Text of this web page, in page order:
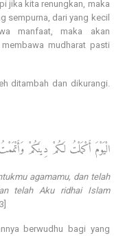
jika kita renungkan, maka
sempurna, dari yang kecil
manfaat, maka akan
mudharat pasti
ditambah dan dikurangi.
الْيَوْمَ أَكْمَلْتُ لَكُمْ دِينَكُمْ
agamamu, dan telah
telah Aku ridhai Islam
berwudhu bagi yang